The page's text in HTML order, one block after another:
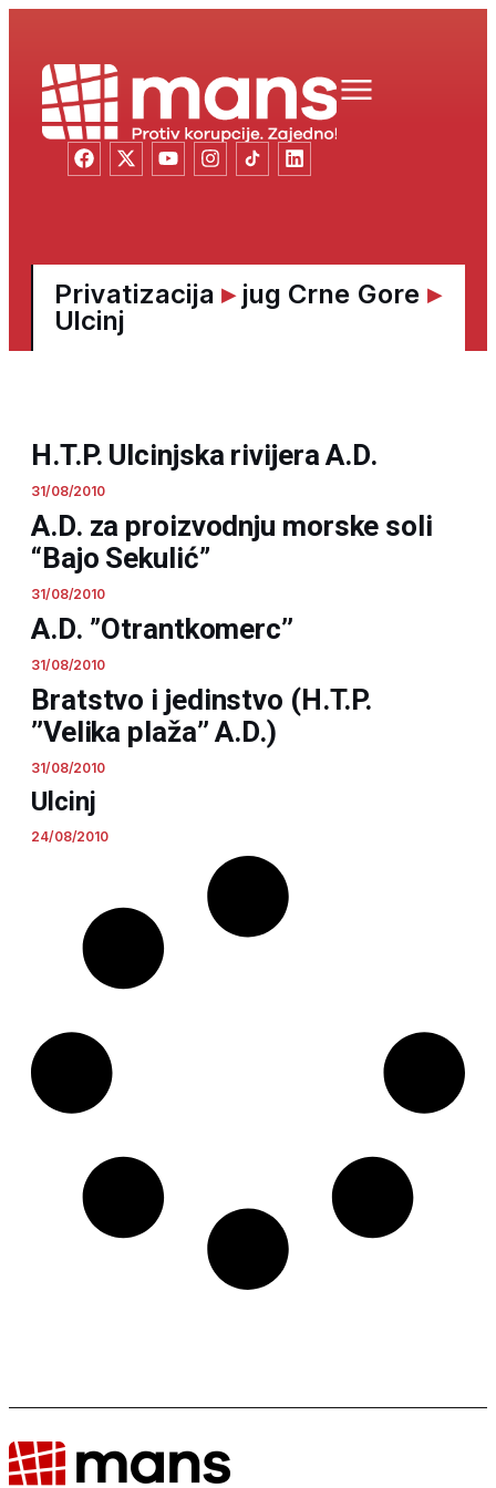
Privatizacija ▸jug Crne Gore ▸
Ulcinj
H.T.P. Ulcinjska rivijera A.D.
31/08/2010
A.D. za proizvodnju morske soli
“Bajo Sekulić”
31/08/2010
A.D. ’’Otrantkomerc’’
31/08/2010
Bratstvo i jedinstvo (H.T.P.
’’Velika plaža’’ A.D.)
31/08/2010
Ulcinj
24/08/2010